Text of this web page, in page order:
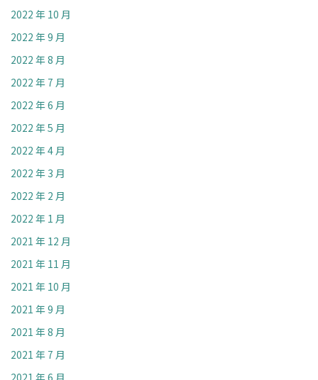
2022 年 10 月
2022 年 9 月
2022 年 8 月
2022 年 7 月
2022 年 6 月
2022 年 5 月
2022 年 4 月
2022 年 3 月
2022 年 2 月
2022 年 1 月
2021 年 12 月
2021 年 11 月
2021 年 10 月
2021 年 9 月
2021 年 8 月
2021 年 7 月